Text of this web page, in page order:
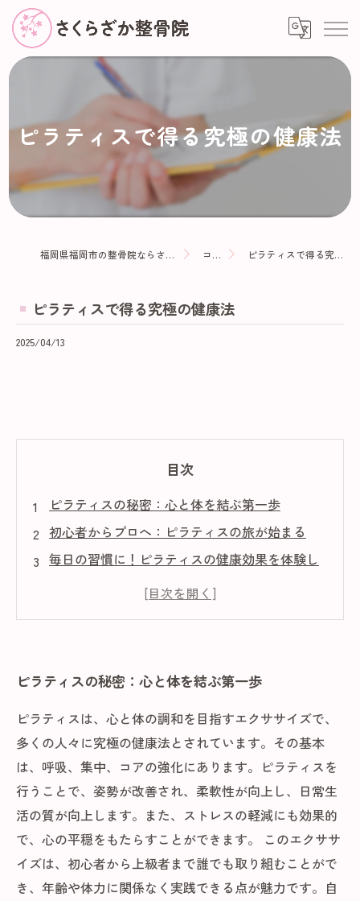
ピラティスで得る究極の健康法
福岡県福岡市の整骨院ならさくらざか整骨院 コラム ピラティスで得る究極の健康法
ピラティスで得る究極の健康法
2025/04/13
目次
ピラティスの秘密：心と体を結ぶ第一歩
初心者からプロへ：ピラティスの旅が始まる
毎日の習慣に！ピラティスの健康効果を体験し
の健康
ピラティスとともに歩む健康生活の始まり
究極の健康法としてのピラティス：あなたも試
してみませんか？
ピラティスの秘密：心と体を結ぶ第一歩
ピラティスは、心と体の調和を目指すエクササイズで、
多くの人々に究極の健康法とされています。その基本
は、呼吸、集中、コアの強化にあります。ピラティスを
行うことで、姿勢が改善され、柔軟性が向上し、日常生
活の質が向上します。また、ストレスの軽減にも効果的
で、心の平穏をもたらすことができます。 このエクササ
イズは、初心者から上級者まで誰でも取り組むことがで
き、年齢や体力に関係なく実践できる点が魅力です。自